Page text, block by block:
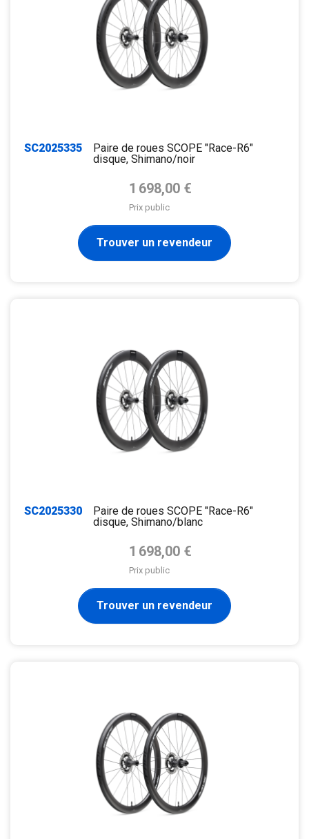
SC2025335
Paire de roues SCOPE "Race-R6"
disque, Shimano/noir
Prix de base
1 698,00 €
Prix public
Trouver un revendeur
SC2025330
Paire de roues SCOPE "Race-R6"
disque, Shimano/blanc
Prix de base
1 698,00 €
Prix public
Trouver un revendeur